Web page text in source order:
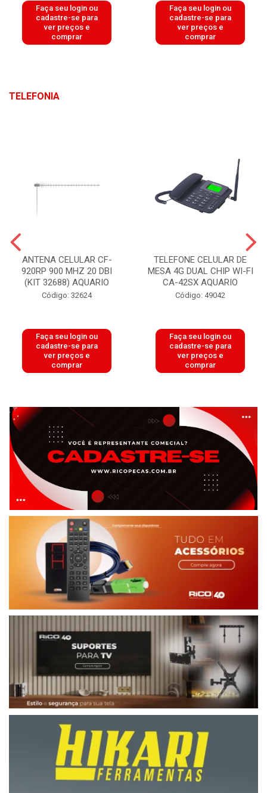
Faça seu login ou
cadastre-se para
ver preços e
comprar
Faça seu login ou
cadastre-se para
ver preços e
comprar
TELEFONIA
ANTENA CELULAR CF-
920RP 900 MHZ 20 DBI
(KIT 32688) AQUARIO
Código: 32624
Faça seu login ou
cadastre-se para
ver preços e
comprar
TELEFONE CELULAR DE
MESA 4G DUAL CHIP WI-FI
CA-42SX AQUARIO
Código: 49042
Faça seu login ou
cadastre-se para
ver preços e
comprar